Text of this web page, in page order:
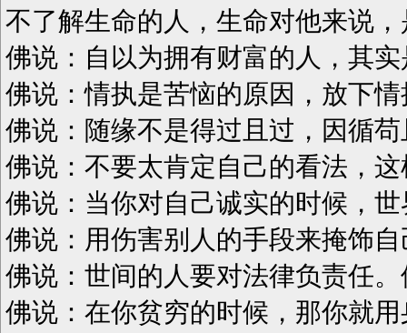
不了解生命的人，生命对他来说
佛说：自以为拥有财富的人，其
佛说：情执是苦恼的原因，放下
佛说：随缘不是得过且过，因循
佛说：不要太肯定自己的看法，
佛说：当你对自己诚实的时候，
佛说：用伤害别人的手段来掩饰
佛说：世间的人要对法律负责任
佛说：在你贫穷的时候，那你就